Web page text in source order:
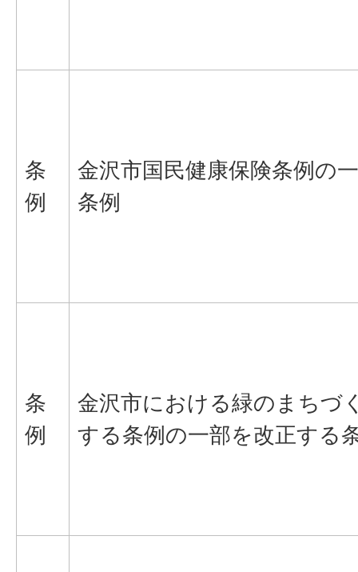
条
例
金沢市国民健康保険条例の
条例
条
例
金沢市における緑のまちづ
する条例の一部を改正する